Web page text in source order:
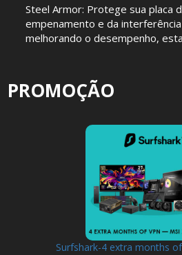
Steel Armor: Protege sua placa
empenamento e da
melhorando o desempenho,
PROMOÇÃO
Surfshark-4 extra months